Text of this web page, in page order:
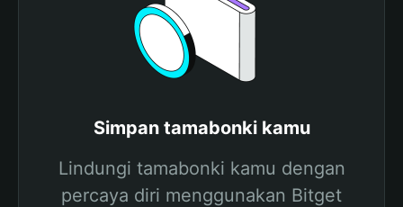
Simpan tamabonki kamu
Lindungi tamabonki kamu dengan
percaya diri menggunakan Bitget